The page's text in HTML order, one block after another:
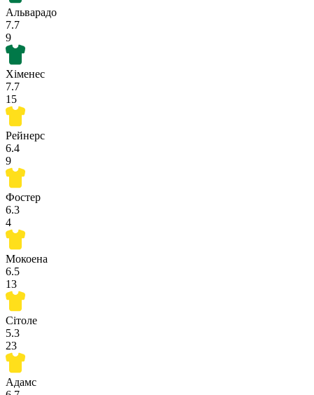
Альварадо
7.7
9
Хіменес
7.7
15
Рейнерс
6.4
9
Фостер
6.3
4
Мокоена
6.5
13
Сітоле
5.3
23
Адамс